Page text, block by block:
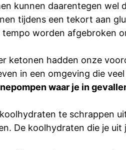
kunnen daarentegen wel
tijdens een tekort aan
tempo worden afgebroken
ketonen hadden onze
in een omgeving die
waar je in
te schrappen
De koolhydraten die je